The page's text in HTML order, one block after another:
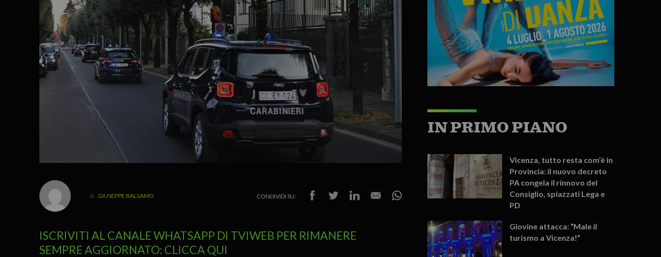
GIUSEPPE BALSAMO CONDIVIDI SU:
ISCRIVITI AL CANALE WHATSAPP DI TVIWEB PER RIMANERE
SEMPRE AGGIORNATO: CLICCA QUI
IN PRIMO PIANO
Vicenza, tutto resta com’è in
Provincia: il nuovo decreto
PA congela il rinnovo del
Consiglio, spiazzati Lega e
PD
Giovine attacca: “Male il
turismo a Vicenza!”